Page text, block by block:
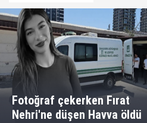
Fotoğraf çekerken Fırat
Nehri'ne düşen Havva öldü